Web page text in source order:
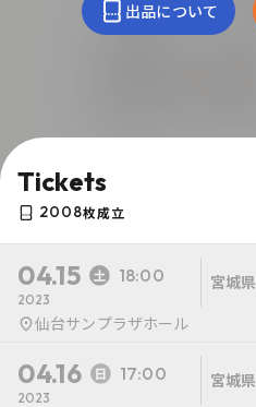
出品について
Tickets
2008枚成立
04.15 18:00
2023
宮城県
仙台サンプラザホール
04.16 17:00
2023
宮城県